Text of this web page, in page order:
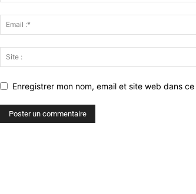
Enregistrer mon nom, email et site web dans